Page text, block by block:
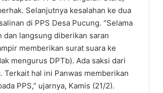
Selanjutnya kesalahan ke dua
di PPS Desa Pucung. “Selama
langsung diberikan saran
memberikan surat suara ke
mengurus DPTb). Ada saksi dari
Terkait hal ini Panwas memberikan
PPS,” ujarnya, Kamis (21/2).